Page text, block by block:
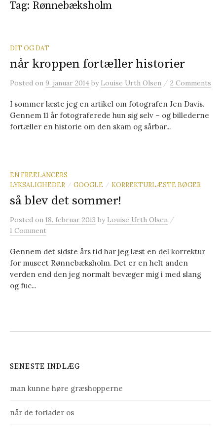
Tag: Rønnebæksholm
DIT OG DAT
når kroppen fortæller historier
Posted on 9. januar 2014 by Louise Urth Olsen / 2 Comments
I sommer læste jeg en artikel om fotografen Jen Davis.
Gennem 11 år fotograferede hun sig selv – og billederne
fortæller en historie om den skam og sårbar...
EN FREELANCERS
LYKSALIGHEDER
/ GOOGLE / KORREKTURLÆSTE BØGER
så blev det sommer!
Posted on 18. februar 2013 by Louise Urth Olsen /
1 Comment
Gennem det sidste års tid har jeg læst en del korrektur
for museet Rønnebæksholm. Det er en helt anden
verden end den jeg normalt bevæger mig i med slang
og fuc...
SENESTE INDLÆG
man kunne høre græshopperne
når de forlader os